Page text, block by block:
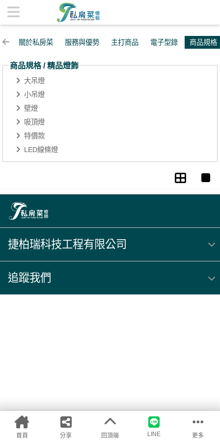
精品燈飾 | 私房菜精品燈飾
關於私房菜 服務與優勢 主打商品 電子型錄 商品規格
商品規格/精品燈飾
大吊燈
小吊燈
壁燈
吸頂燈
特價款
LED線條燈
捷柏瑞科技工程有限公司
追蹤我們
首頁 分享 回頂端 LINE 更多